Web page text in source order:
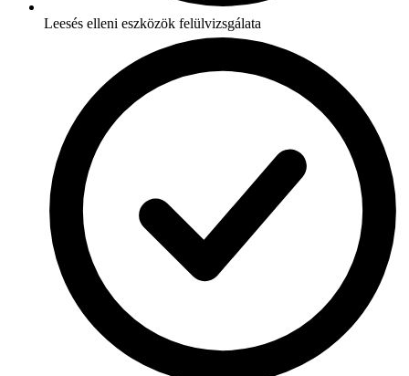
Leesés elleni eszközök felülvizsgálata